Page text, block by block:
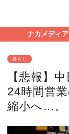
ナカメディ
暮らし
【悲報】
24時間営
縮小へ…。